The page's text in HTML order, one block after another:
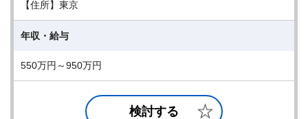
【住所】東京
年収・給与
550万円～950万円
検討する